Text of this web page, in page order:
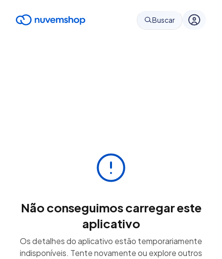
Buscar
Não conseguimos carregar este
aplicativo
Os detalhes do aplicativo estão temporariamente
indisponíveis. Tente novamente ou explore outros